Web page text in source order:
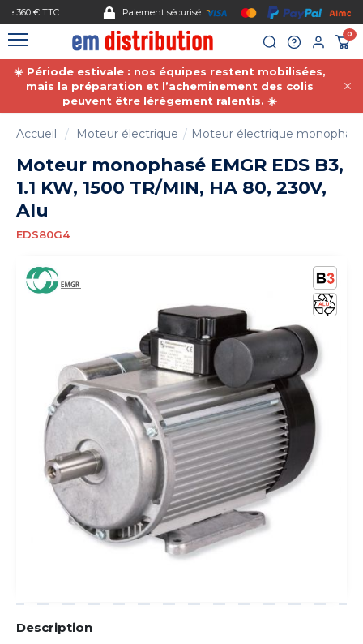
Paiement sécurisé
0
☀️ Période estivale : nos équipes restent mobilisées,
mais la préparation et l’acheminement des colis
peuvent être lérègement ralentis. ☀️
Accueil Moteur électrique Moteur électrique
Moteur monophasé EMGR EDS B3,
1.1 KW, 1500 TR/MIN, HA 80, 230V,
Alu
EDS80G4
Description
Gestion des cookies